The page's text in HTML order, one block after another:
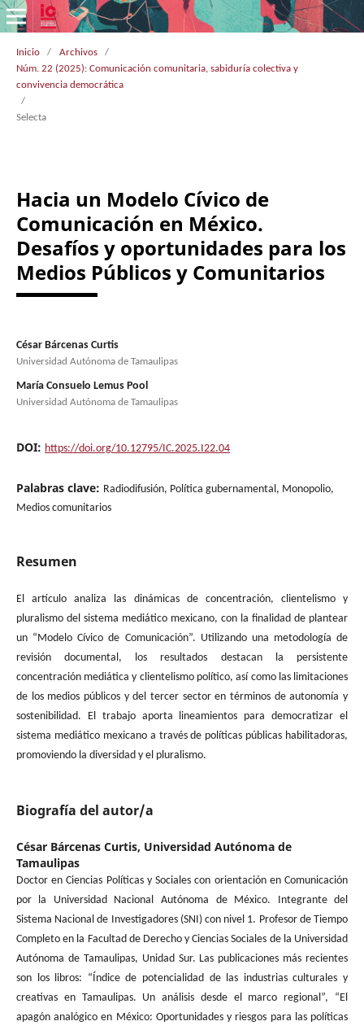
Inicio / Archivos
/
Núm. 22 (2025): Comunicación comunitaria, sabiduría colectiva y
convivencia democrática
/
Selecta
Hacia un Modelo Cívico de
Comunicación en México.
Desafíos y oportunidades para los
Medios Públicos y Comunitarios
César Bárcenas Curtis
Universidad Autónoma de Tamaulipas
María Consuelo Lemus Pool
Universidad Autónoma de Tamaulipas
DOI: https://doi.org/10.12795/IC.2025.I22.04
Palabras clave: Radiodifusión, Política gubernamental, Monopolio,
Medios comunitarios
Resumen
El artículo analiza las dinámicas de concentración, clientelismo y
pluralismo del sistema mediático mexicano, con la finalidad de plantear
un “Modelo Cívico de Comunicación”. Utilizando una metodología de
revisión documental, los resultados destacan la persistente
concentración mediática y clientelismo político, así como las limitaciones
de los medios públicos y del tercer sector en términos de autonomía y
sostenibilidad. El trabajo aporta lineamientos para democratizar el
sistema mediático mexicano a través de políticas públicas habilitadoras,
promoviendo la diversidad y el pluralismo.
Biografía del autor/a
César Bárcenas Curtis, Universidad Autónoma de
Tamaulipas
Doctor en Ciencias Políticas y Sociales con orientación en Comunicación
por la Universidad Nacional Autónoma de México. Integrante del
Sistema Nacional de Investigadores (SNI) con nivel 1. Profesor de Tiempo
Completo en la Facultad de Derecho y Ciencias Sociales de la Universidad
Autónoma de Tamaulipas, Unidad Sur. Las publicaciones más recientes
son los libros: “Índice de potencialidad de las industrias culturales y
creativas en Tamaulipas. Un análisis desde el marco regional”, “El
apagón analógico en México: Oportunidades y riesgos para las políticas